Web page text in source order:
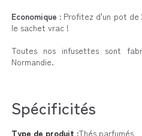
Economique :Profitez d'un pot de
le sachet vrac !
Toutes nos infusettes sont
Normandie.
Spécificités
Type de produit :Thés parfumés